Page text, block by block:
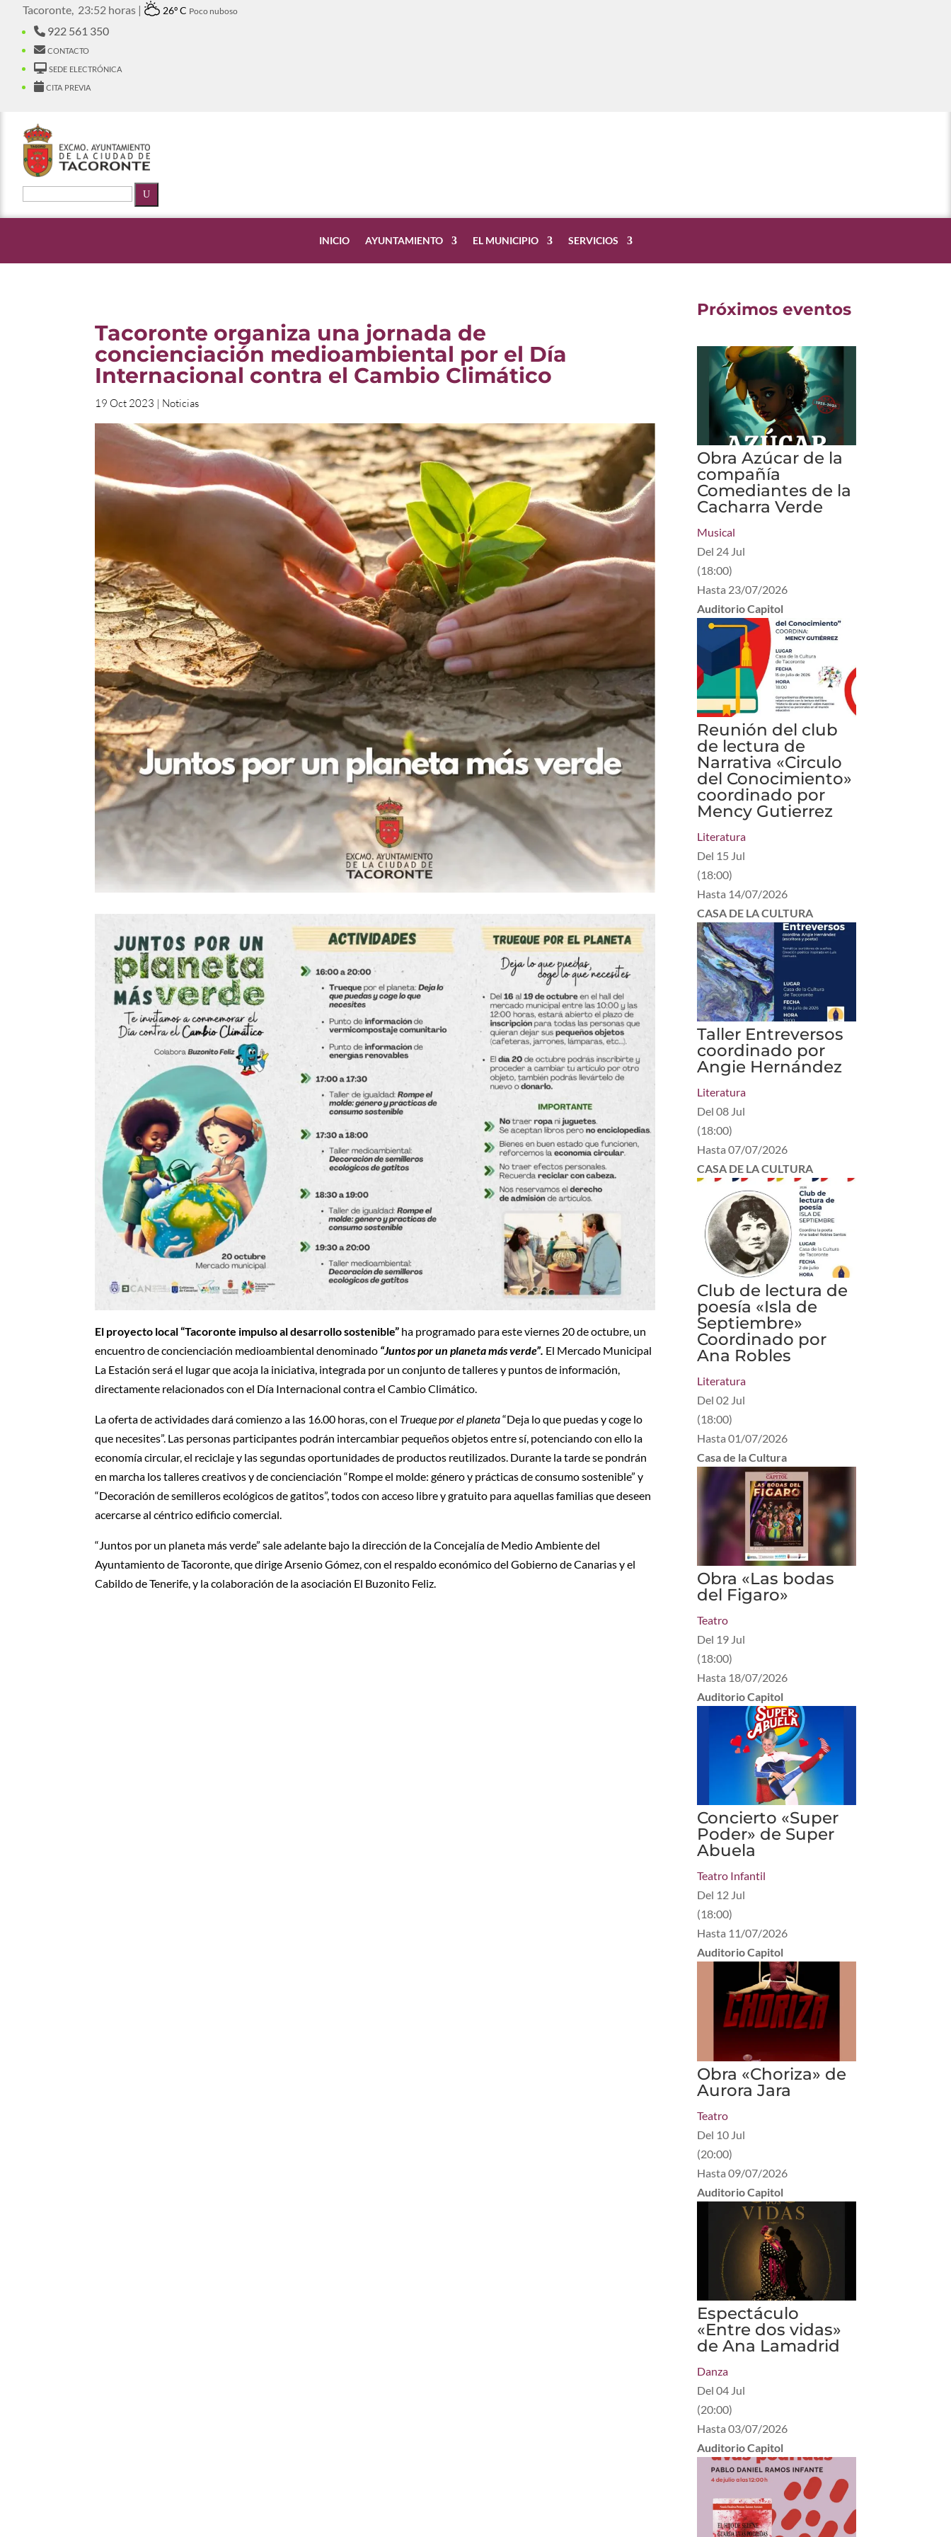
Tacoronte, 23:52 horas | 26º C Poco nuboso
922 561 350
contacto
sede electrónica
cita previa
U
INICIO AYUNTAMIENTO EL MUNICIPIO SERVICIOS
Tacoronte organiza una jornada de
concienciación medioambiental por el Día
Internacional contra el Cambio Climático
19 Oct 2023 | Noticias
El proyecto local “Tacoronte impulso al desarrollo sostenible” ha programado para este viernes 20 de octubre, un
encuentro de concienciación medioambiental denominado “Juntos por un planeta más verde”. El Mercado Municipal
La Estación será el lugar que acoja la iniciativa, integrada por un conjunto de talleres y puntos de información,
directamente relacionados con el Día Internacional contra el Cambio Climático.
La oferta de actividades dará comienzo a las 16.00 horas, con el Trueque por el planeta“Deja lo que puedas y coge lo
que necesites”. Las personas participantes podrán intercambiar pequeños objetos entre sí, potenciando con ello la
economía circular, el reciclaje y las segundas oportunidades de productos reutilizados. Durante la tarde se pondrán
en marcha los talleres creativos y de concienciación “Rompe el molde: género y prácticas de consumo sostenible” y
“Decoración de semilleros ecológicos de gatitos”, todos con acceso libre y gratuito para aquellas familias que deseen
acercarse al céntrico edificio comercial.
“Juntos por un planeta más verde” sale adelante bajo la dirección de la Concejalía de Medio Ambiente del
Ayuntamiento de Tacoronte, que dirige Arsenio Gómez, con el respaldo económico del Gobierno de Canarias y el
Cabildo de Tenerife, y la colaboración de la asociación El Buzonito Feliz.
Próximos eventos
Obra Azúcar de la
compañía
Comediantes de la
Cacharra Verde
Musical
Del 24 Jul
(18:00)
Hasta 23/07/2026
Auditorio Capitol
Reunión del club
de lectura de
Narrativa «Circulo
del Conocimiento»
coordinado por
Mency Gutierrez
Literatura
Del 15 Jul
(18:00)
Hasta 14/07/2026
CASA DE LA CULTURA
Taller Entreversos
coordinado por
Angie Hernández
Literatura
Del08 Jul
(18:00)
Hasta07/07/2026
CASA DE LA CULTURA
Club de lectura de
poesía «Isla de
Septiembre»
Coordinado por
Ana Robles
Literatura
Del02 Jul
(18:00)
Hasta01/07/2026
Casa de la Cultura
Obra «Las bodas
del Figaro»
Teatro
Del 19 Jul
(18:00)
Hasta 18/07/2026
Auditorio Capitol
Concierto «Super
Poder» de Super
Abuela
Teatro Infantil
Del 12 Jul
(18:00)
Hasta 11/07/2026
Auditorio Capitol
Obra «Choriza» de
Aurora Jara
Teatro
Del 10 Jul
(20:00)
Hasta09/07/2026
Auditorio Capitol
Espectáculo
«Entre dos vidas»
de Ana Lamadrid
Danza
Del04 Jul
(20:00)
Hasta03/07/2026
Auditorio Capitol